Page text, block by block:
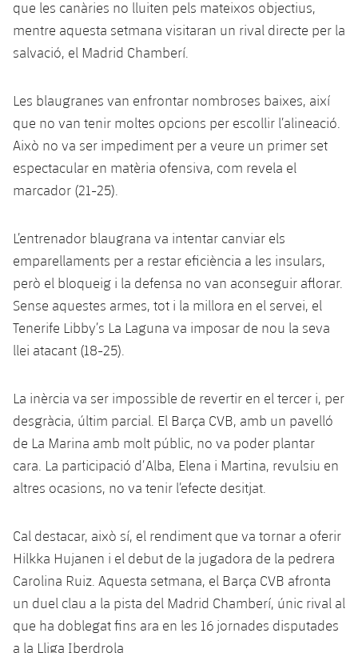
Instal·lacions
Palau Blaugrana
Estadi Johan Cruyff
Barça Cafe
Ciutat Esportiva
La Masia
Serveis
Serveis Mèdics
Accessibilitat
plusicon
més
Acreditacions
Instal·lacions
que les canàries no lluiten pels mateixos objectius,
mentre aquesta setmana visitaran un rival directe per la
salvació, el Madrid Chamberí.
Les blaugranes van enfrontar nombroses baixes, així
que no van tenir moltes opcions per escollir l’alineació.
Això no va ser impediment per a veure un primer set
espectacular en matèria ofensiva, com revela el
marcador (21-25).
L’entrenador blaugrana va intentar canviar els
emparellaments per a restar eficiència a les insulars,
però el bloqueig i la defensa no van aconseguir aflorar.
Sense aquestes armes, tot i la millora en el servei, el
Tenerife Libby’s La Laguna va imposar de nou la seva
llei atacant (18-25).
La inèrcia va ser impossible de revertir en el tercer i, per
desgràcia, últim parcial. El Barça CVB, amb un pavelló
de La Marina amb molt públic, no va poder plantar
cara. La participació d’Alba, Elena i Martina, revulsiu en
altres ocasions, no va tenir l’efecte desitjat.
Cal destacar, això sí, el rendiment que va tornar a oferir
Hilkka Hujanen i el debut de la jugadora de la pedrera
Carolina Ruiz. Aquesta setmana, el Barça CVB afronta
un duel clau a la pista del Madrid Chamberí, únic rival al
que ha doblegat fins ara en les 16 jornades disputades
a la Lliga Iberdrola